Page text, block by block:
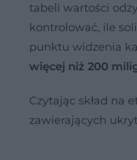
tabeli wartości
kontrolować, ile
punktu widzenia
więcej niż 200
Czytając skład na
zawierających